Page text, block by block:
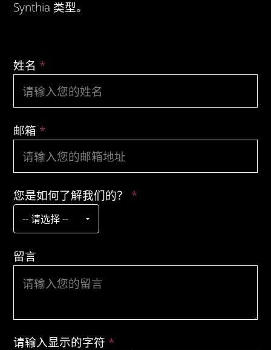
Synthia 类型。
姓名 *
邮箱 *
您是如何了解我们的？ *
留言
请输入显示的字符 *